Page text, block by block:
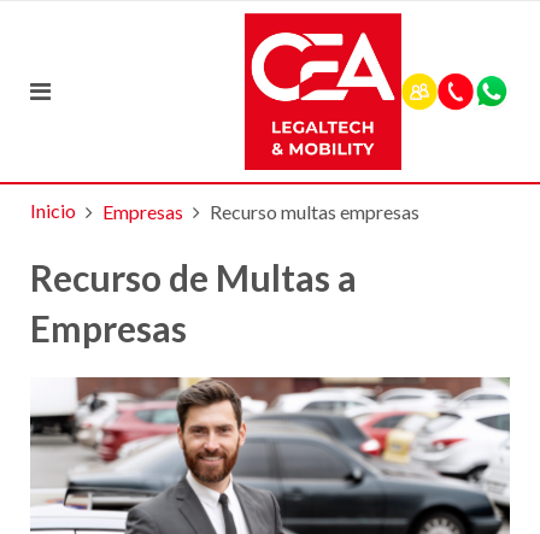
Inicio Empresas Recurso multas empresas
Recurso de Multas a
Empresas